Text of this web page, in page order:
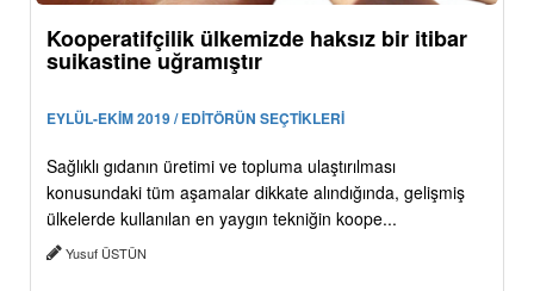
Kooperatifçilik ülkemizde haksız bir itibar
suikastine uğramıştır
EYLÜL-EKİM 2019 / EDİTÖRÜN SEÇTİKLERİ
Sağlıklı gıdanın üretimi ve topluma ulaştırılması
konusundaki tüm aşamalar dikkate alındığında, gelişmiş
ülkelerde kullanılan en yaygın tekniğin koope...
Yusuf ÜSTÜN